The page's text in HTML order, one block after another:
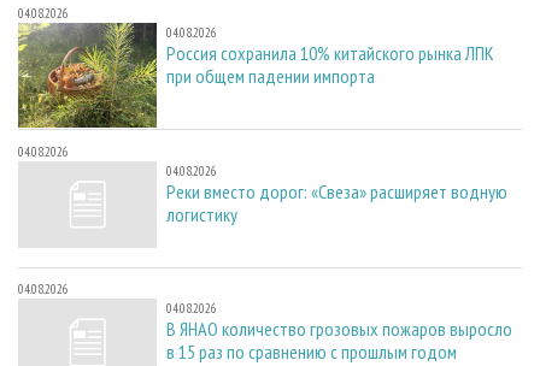
04.08.2026
04.08.2026
Россия сохранила 10% китайского рынка ЛПК
при общем падении импорта
04.08.2026
04.08.2026
Реки вместо дорог: «Свеза» расширяет водную
логистику
04.08.2026
04.08.2026
В ЯНАО количество грозовых пожаров выросло
в 15 раз по сравнению с прошлым годом